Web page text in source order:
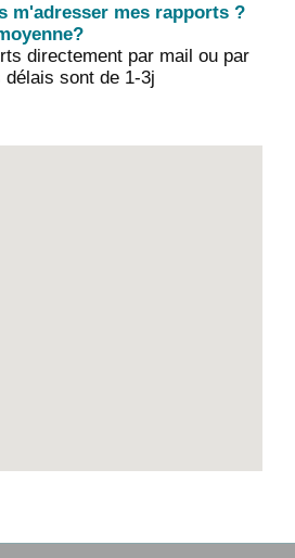
m'adresser mes rapports ?
directement par mail ou par
sont de 1-3j